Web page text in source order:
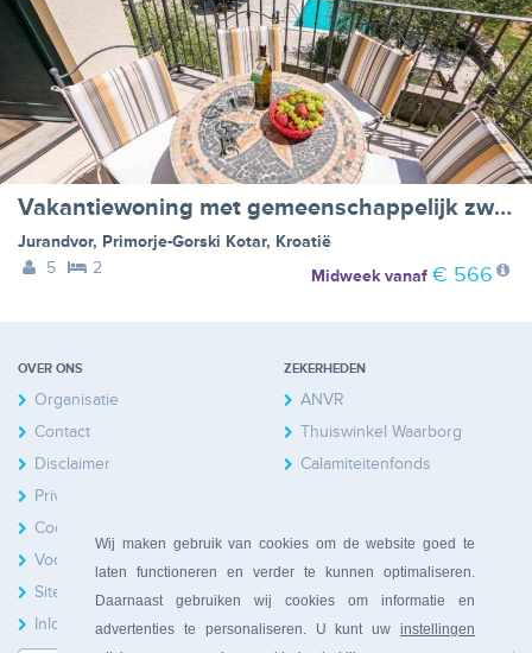
Wij maken gebruik van cookies om de website goed te
laten functioneren en verder te kunnen optimaliseren.
Daarnaast gebruiken wij cookies om informatie en
advertenties te personaliseren. U kunt uw instellingen
Vakantiewoning met gemeenschappelijk zwembad - BF-5JP9B
Jurandvor, Primorje-Gorski Kotar, Kroatië
5
2 Midweekvanaf € 566
OVER ONS
Organisatie
Contact
Disclaimer
Privacy
Cookies
Voorwaarden
Sitemap
Inloggen Huiseigenaren
ZEKERHEDEN
ANVR
Thuiswinkel Waarborg
Calamiteitenfonds